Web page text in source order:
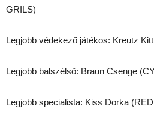
GRILS)
Legjobb védekező játékos: Kreutz
Legjobb balszélső: Braun Csenge
Legjobb specialista: Kiss Dorka